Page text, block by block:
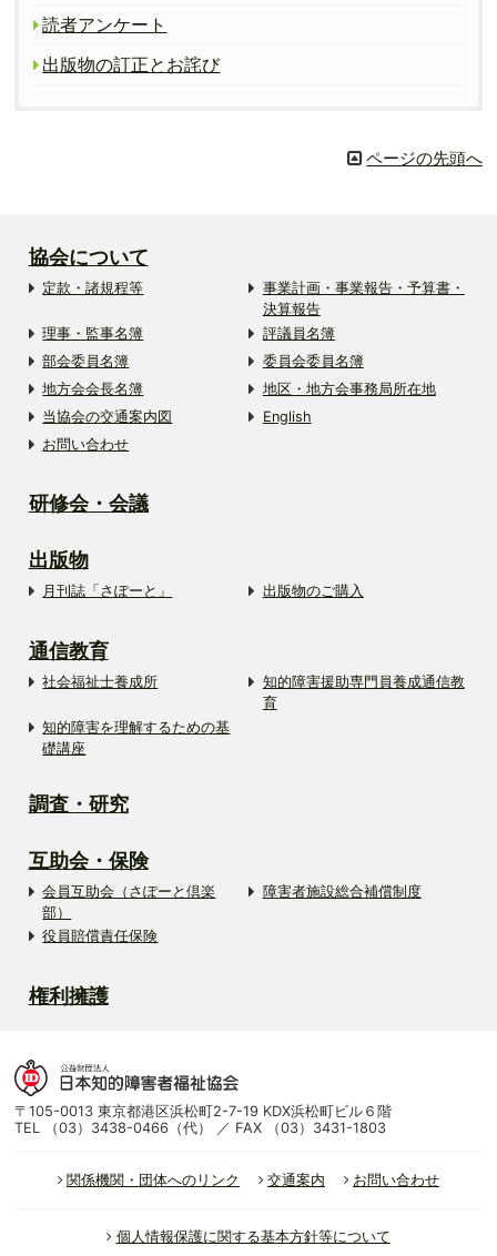
読者アンケート
出版物の訂正とお詫び
ページの先頭へ
協会について
定款・諸規程等
事業計画・事業報告・予算書・
決算報告
理事・監事名簿
評議員名簿
部会委員名簿
委員会委員名簿
地方会会長名簿
地区・地方会事務局所在地
当協会の交通案内図
English
お問い合わせ
研修会・会議
出版物
月刊誌「さぽーと」 出版物のご購入
通信教育
社会福祉士養成所
知的障害援助専門員養成通信教
育
知的障害を理解するための基
礎講座
調査・研究
互助会・保険
会員互助会（さぽーと倶楽
部）
障害者施設総合補償制度
役員賠償責任保険
権利擁護
〒105-0013 東京都港区浜松町2-7-19 KDX浜松町ビル６階
TEL （03）3438-0466（代） ／ FAX （03）3431-1803
関係機関・団体へのリンク 交通案内 お問い合わせ
個人情報保護に関する基本方針等について